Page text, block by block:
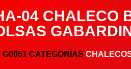
04 CHALECO
G0051CATEGORÍAS